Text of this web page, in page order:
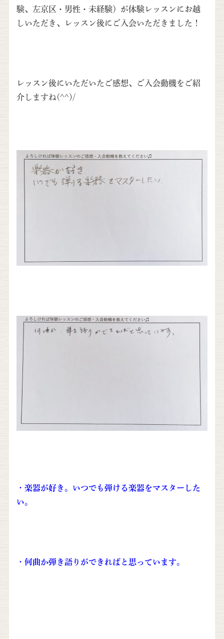
験、左京区・男性・未経験）が体験レッスンにお越
しいただき、レッスン後にご入会いただきました！
レッスン後にいただいたご感想、ご入会動機をご紹
介しますね(^^)/
・楽器が好き。いつでも弾ける楽器をマスターした
い。
・何曲か弾き語りができればと思っています。